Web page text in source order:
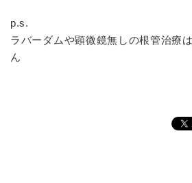
p.s.
ラバーダムや顕微鏡無しの根管治療
ん